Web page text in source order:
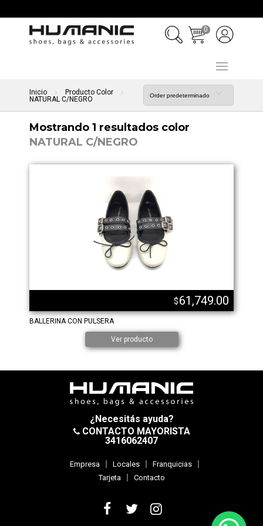
0
Inicio
Producto Color
NATURAL C/NEGRO
Mostrando 1 resultados color
NATURAL C/NEGRO
$61,749.00
BALLERINA CON PULSERA
Ver producto
¿Necesitás ayuda?
CONTACTO MAYORISTA
3416062407
Empresa Locales
Franquicias
Tarjeta
Contacto